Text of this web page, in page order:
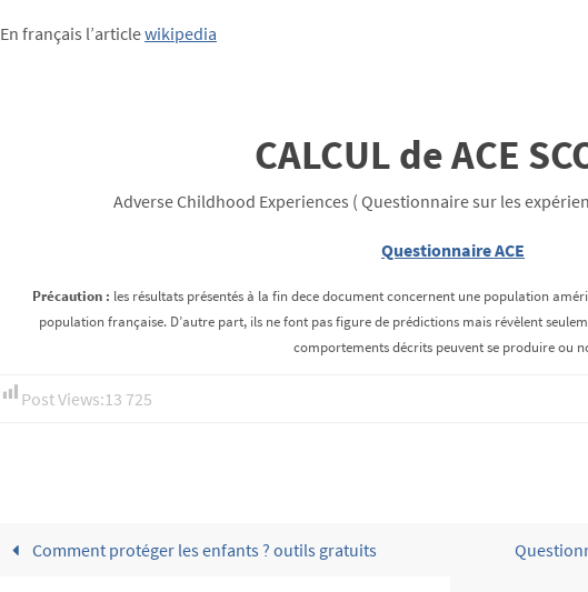
En français l’articlewikipedia
CALCUL de ACE
Adverse Childhood Experiences ( Questionnaire sur les
Questionnaire ACE
Précaution : les résultats présentés à la fin dece document concernent une population
population française. D’autre part, ils ne font pas figure de prédictions mais révèlent
comportements décrits peuvent se produire ou
Post Views:13 725
Comment protéger les enfants ? outils gratuits